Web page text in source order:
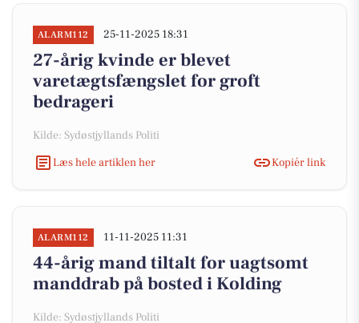
ALARM112 25-11-2025 18:31
27-årig kvinde er blevet
varetægtsfængslet for groft
bedrageri
Kilde: Sydøstjyllands Politi
Læs hele artiklen her
Kopiér link
ALARM112 11-11-2025 11:31
44-årig mand tiltalt for uagtsomt
manddrab på bosted i Kolding
Kilde: Sydøstjyllands Politi